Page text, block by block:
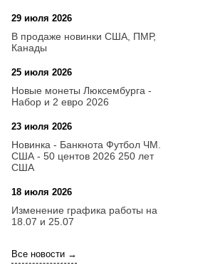
29 июля 2026
В продаже новинки США, ПМР,
Канады
25 июля 2026
Новые монеты Люксембурга -
Набор и 2 евро 2026
23 июля 2026
Новинка - Банкнота Футбол ЧМ.
США - 50 центов 2026 250 лет
США
18 июля 2026
Изменение графика работы на
18.07 и 25.07
Все новости →